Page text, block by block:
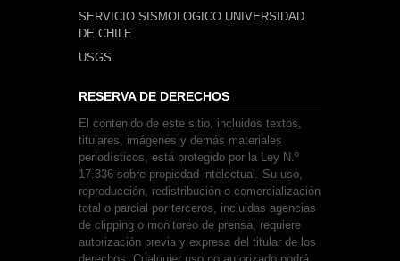
SERVICIO SISMOLOGICO UNIVERSIDAD
DE CHILE
USGS
RESERVA DE DERECHOS
El contenido de este sitio, incluidos textos,
titulares, imágenes y demás materiales
periodísticos, está protegido por la Ley N.º
17.336 sobre propiedad intelectual. Su uso,
reproducción, redistribución o comercialización
total o parcial por terceros, incluidas agencias
de clipping o monitoreo de prensa, requiere
autorización previa y expresa del titular de los